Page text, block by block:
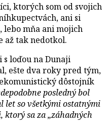
ktorých som od svojich
ani si
lebo mňa ani mojich
až tak nedotkol.
loďou na Dunaji
ešte dva roky pred tým,
dôstojník
posledný bol
let so všetkými ostatnými
sa za „záhadných